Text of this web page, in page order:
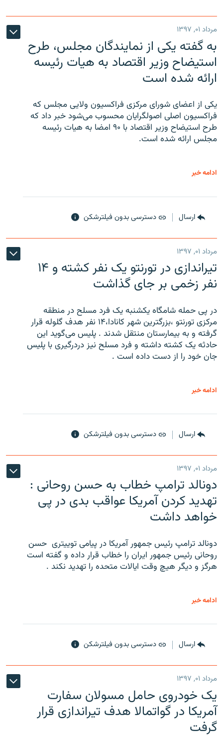
مرداد ۰۱, ۱۳۹۷
به گفته یکی از نمایندگان مجلس، طرح
استیضاح وزیر اقتصاد به هیات رئیسه
ارائه شده است
یکی از اعضای شورای مرکزی فراکسیون ولایی مجلس که
فراکسیون اصلی اصولگرایان محسوب می‌شود خبر داد که
طرح استیضاح وزیر اقتصاد با ۹۰ امضا به هیات رئیسه
مجلس ارائه شده است.
ادامه خبر
ارسال دسترسی بدون فیلترشکن
مرداد ۰۱, ۱۳۹۷
تیراندازی در تورنتو یک نفر کشته و ۱۴
نفر زخمی بر جای گذاشت
در پی حمله شامگاه یکشنبه یک فرد مسلح در منطقه
مرکزی تورنتو ،‌بزرگترین شهر کانادا،۱۴ نفر هدف گلوله قرار
گرفته و به بیمارستان منتقل شدند . پلیس می‌گوید این
حادثه یک کشته داشته و فرد مسلح نیز دردرگیری با پلیس
جان خود را از دست داده است .
ادامه خبر
ارسال دسترسی بدون فیلترشکن
مرداد ۰۱, ۱۳۹۷
دونالد ترامپ خطاب به حسن روحانی :
تهدید کردن آمریکا عواقب بدی در پی
خواهد داشت
دونالد ترامپ رئیس جمهور آمریکا در پیامی توییتری ‌ حسن
روحانی رئیس جمهور ایران را خطاب قرار داده و گفته است
هرگز و دیگر هیچ وقت ایالات متحده را تهدید نکند .
ادامه خبر
ارسال دسترسی بدون فیلترشکن
مرداد ۰۱, ۱۳۹۷
یک خودروی حامل مسولان سفارت
آمریکا در گواتمالا هدف تیراندازی قرار
گرفت